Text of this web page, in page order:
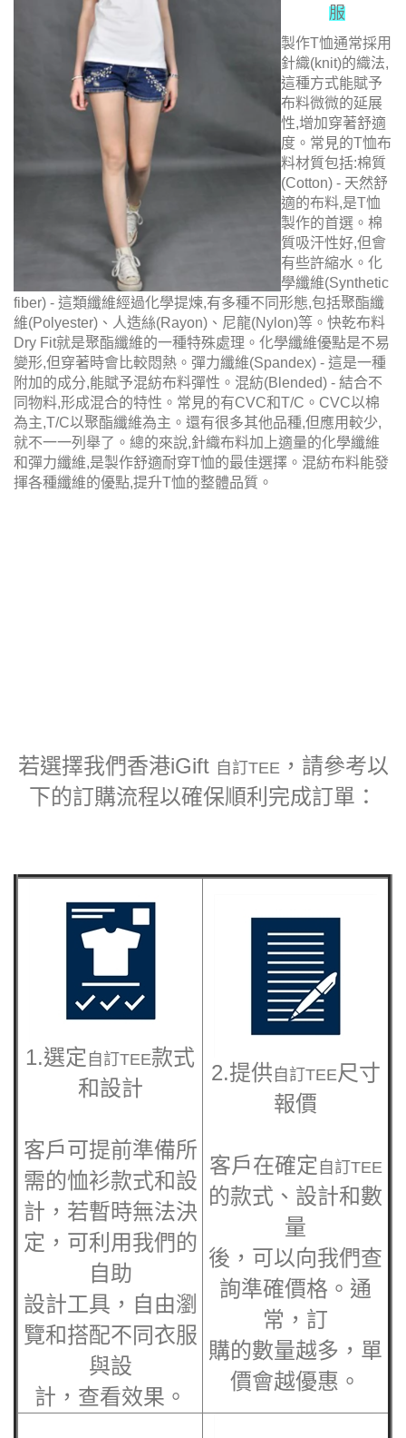
服
製作T恤通常採用
針織(knit)的織法,
這種方式能賦予
布料微微的延展
性,增加穿著舒適
度。常見的T恤布
料材質包括:棉質
(Cotton) - 天然舒
適的布料,是T恤
製作的首選。棉
質吸汗性好,但會
有些許縮水。 化
學纖維(Synthetic
fiber) - 這類纖維經過化學提煉,有多種不同形態,包括聚酯纖
維(Polyester)、人造絲(Rayon)、尼龍(Nylon)等。快乾布料
Dry Fit就是聚酯纖維的一種特殊處理。化學纖維優點是不易
變形,但穿著時會比較悶熱。彈力纖維(Spandex) - 這是一種
附加的成分,能賦予混紡布料彈性。混紡(Blended) - 結合不
同物料,形成混合的特性。常見的有CVC和T/C。CVC以棉
為主,T/C以聚酯纖維為主。還有很多其他品種,但應用較少,
就不一一列舉了。總的來說,針織布料加上適量的化學纖維
和彈力纖維,是製作舒適耐穿T恤的最佳選擇。混紡布料能發
揮各種纖維的優點,提升T恤的整體品質。
若選擇我們香港iGift 自訂TEE ，請參考以
下的訂購流程以確保順利完成訂單：
1.選定 自訂TEE款式
和設計
客戶可提前準備所
需的恤衫款式和設
計，若暫時無法決
定，可利用我們的
自助
設計工具，自由瀏
覽和搭配不同衣服
與設
計，查看效果。
2.提供 自訂TEE尺寸
報價
客戶在確定 自訂TEE
的款式、設計和數
量
後，可以向我們查
詢準確價格。通
常，訂
購的數量越多，單
價會越優惠。